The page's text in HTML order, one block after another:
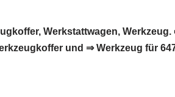
Werkstattwagen,
und ⇒ Werkzeug für